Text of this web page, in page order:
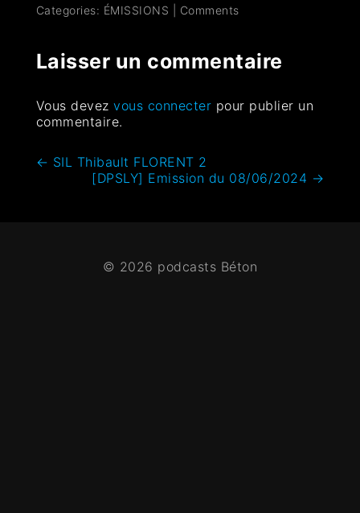
Categories: ÉMISSIONS Comments
Laisser un commentaire
Vous devezvous connecter pour publier un
commentaire.
← SIL Thibault FLORENT 2
[DPSLY] Emission du 08/06/2024 →
© 2026 podcasts Béton